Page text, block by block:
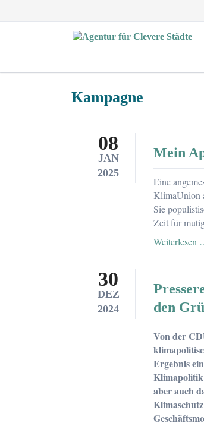
Kampagne
08
JAN
2025
Mein
Eine
KlimaUnion
Sie
Zeit für
Weiterlesen
30
DEZ
2024
den
Von der
Ergebnis
Klimapolitik
aber auch